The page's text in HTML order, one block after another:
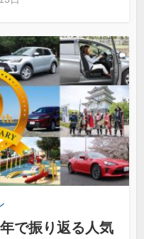
で振り返る人気